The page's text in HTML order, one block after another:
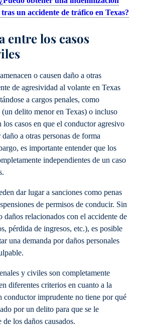
un accidente de tráfico en Texas?
entre los casos
o causen daño a otras
de agresividad al volante en Texas
a cargos penales, como
delito menor en Texas) o incluso
los casos en que el conductor agresivo
a otras personas de forma
es importante entender que los
independientes de un caso
dar lugar a sanciones como penas
de permisos de conducir. Sin
daños relacionados con el accidente de
pérdida de ingresos, etc.), es posible
una demanda por daños personales
y civiles son completamente
diferentes criterios en cuanto a la
conductor imprudente no tiene por qué
por un delito para que se le
los daños causados.